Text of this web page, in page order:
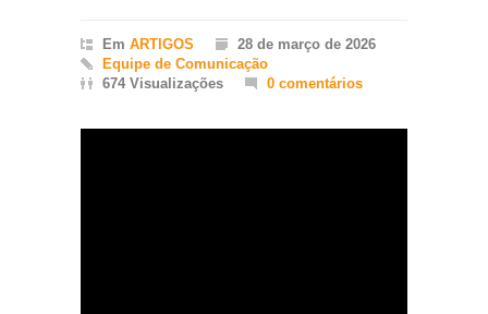
Em ARTIGOS
28 de março de 2026
Equipe de Comunicação
674 Visualizações
0 comentários